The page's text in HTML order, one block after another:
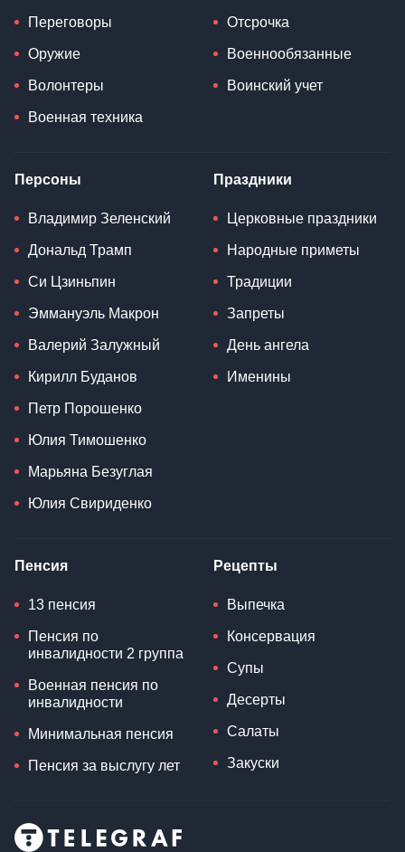
Переговоры
Оружие
Волонтеры
Военная техника
Отсрочка
Военнообязанные
Воинский учет
Персоны
Владимир Зеленский
Дональд Трамп
Си Цзиньпин
Эммануэль Макрон
Валерий Залужный
Кирилл Буданов
Петр Порошенко
Юлия Тимошенко
Марьяна Безуглая
Юлия Свириденко
Праздники
Церковные праздники
Народные приметы
Традиции
Запреты
День ангела
Именины
Пенсия
13 пенсия
Пенсия по
инвалидности 2 группа
Военная пенсия по
инвалидности
Минимальная пенсия
Пенсия за выслугу лет
Рецепты
Выпечка
Консервация
Супы
Десерты
Салаты
Закуски